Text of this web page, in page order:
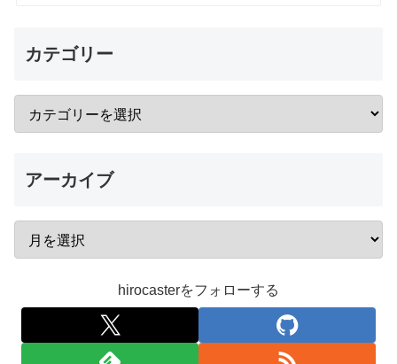
カテゴリー
アーカイブ
hirocasterをフォローする